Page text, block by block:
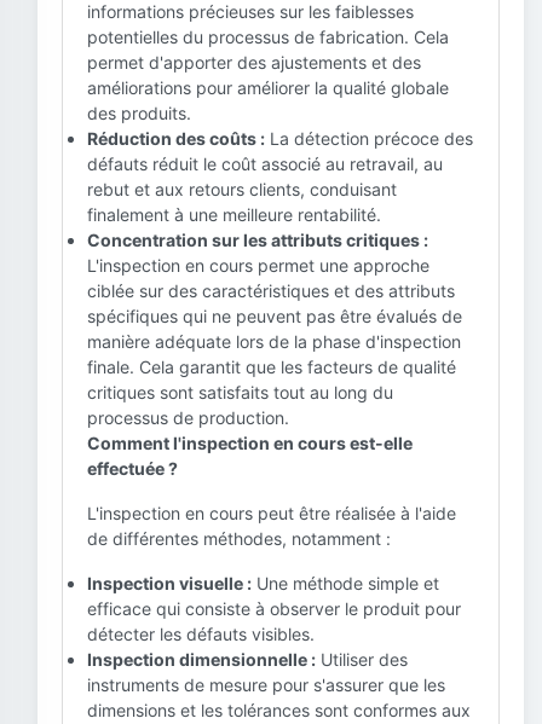
informations précieuses sur les faiblesses
potentielles du processus de fabrication. Cela
permet d'apporter des ajustements et des
améliorations pour améliorer la qualité globale
des produits.
Réduction des coûts : La détection précoce des
défauts réduit le coût associé au retravail, au
rebut et aux retours clients, conduisant
finalement à une meilleure rentabilité.
Concentration sur les attributs critiques :
L'inspection en cours permet une approche
ciblée sur des caractéristiques et des attributs
spécifiques qui ne peuvent pas être évalués de
manière adéquate lors de la phase d'inspection
finale. Cela garantit que les facteurs de qualité
critiques sont satisfaits tout au long du
processus de production.
Comment l'inspection en cours est-elle
effectuée ?
L'inspection en cours peut être réalisée à l'aide
de différentes méthodes, notamment :
Inspection visuelle : Une méthode simple et
efficace qui consiste à observer le produit pour
détecter les défauts visibles.
Inspection dimensionnelle : Utiliser des
instruments de mesure pour s'assurer que les
dimensions et les tolérances sont conformes aux